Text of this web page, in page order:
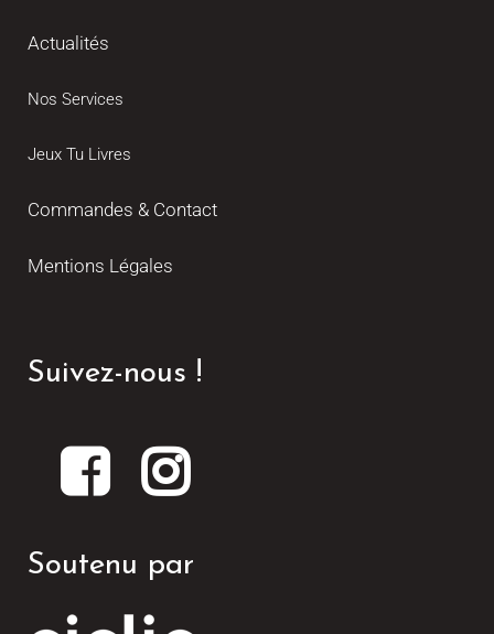
Actualités
Nos Services
Jeux Tu Livres
Commandes & Contact
Mentions Légales
Suivez-nous !
Soutenu par